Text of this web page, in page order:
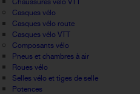
Chaussures vélo VTT
Casques vélo
Casques vélo route
Casques vélo VTT
Composants vélo
Pneus et chambres à air
Roues vélo
Selles vélo et tiges de selle
Potences